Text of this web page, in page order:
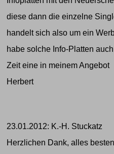
diese dann die einzelne
handelt sich also um ein
habe solche Info-Platten
Zeit eine in meinem Angebot
Herbert
23.01.2012: K.-H. Stuckatz
Herzlichen Dank, alles